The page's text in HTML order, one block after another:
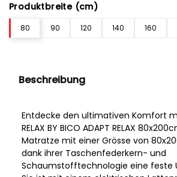
Produktbreite (cm)
80 90 120 140 160
Beschreibung
Entdecke den ultimativen Komfort
RELAX BY BICO ADAPT RELAX
Matratze mit einer Grösse von
dank ihrer Taschenfederkern- und
Schaumstofftechnologie eine feste